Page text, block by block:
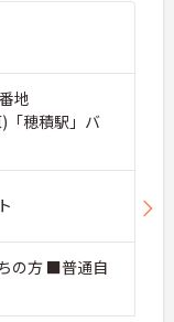
地
「穂積駅」バ
の方 ■普通自